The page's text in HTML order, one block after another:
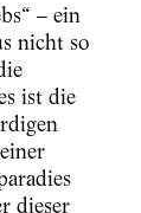
– ein
nicht so
ist die
dieser